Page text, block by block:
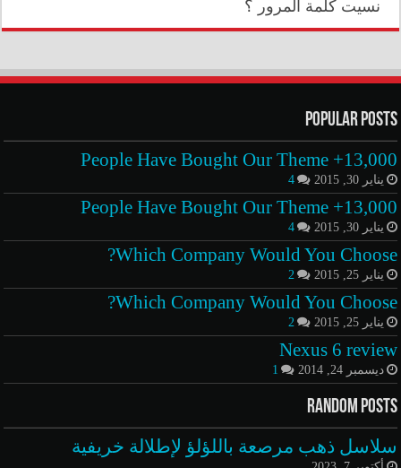
نسيت كلمة المرور ؟
Popular Posts
13,000+ People Have Bought Our Theme
يناير 30, 2015 4
13,000+ People Have Bought Our Theme
يناير 30, 2015 4
Which Company Would You Choose?
يناير 25, 2015 2
Which Company Would You Choose?
يناير 25, 2015 2
Nexus 6 review
ديسمبر 24, 2014 1
Random Posts
سلاسل ذهب مرصعة باللؤلؤ لإطلالة خريفية